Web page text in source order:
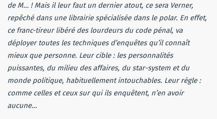
de M… ! Mais il leur faut un dernier atout, ce sera Verner,
repêché dans une librairie spécialisée dans le polar. En effet,
ce franc-tireur libéré des lourdeurs du code pénal, va
déployer toutes les techniques d’enquêtes qu’il connaît
mieux que personne. Leur cible : les personnalités
puissantes, du milieu des affaires, du star-system et du
monde politique, habituellement intouchables. Leur règle :
comme celles et ceux sur qui ils enquêtent, n’en avoir
aucune…